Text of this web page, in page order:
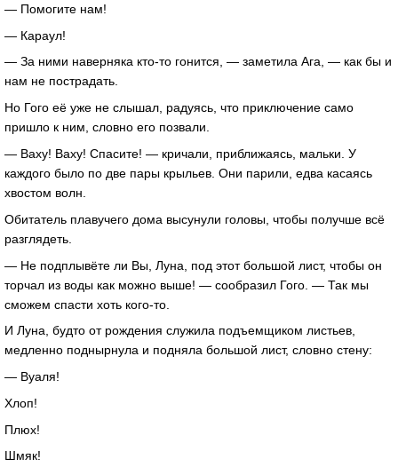
— Помогите нам!
— Караул!
— За ними наверняка кто-то гонится, — заметила Ага, — как бы и
нам не пострадать.
Но Гого её уже не слышал, радуясь, что приключение само
пришло к ним, словно его позвали.
— Ваху! Ваху! Спасите! — кричали, приближаясь, мальки. У
каждого было по две пары крыльев. Они парили, едва касаясь
хвостом волн.
Обитатель плавучего дома высунули головы, чтобы получше всё
разглядеть.
— Не подплывёте ли Вы, Луна, под этот большой лист, чтобы он
торчал из воды как можно выше! — сообразил Гого. — Так мы
сможем спасти хоть кого-то.
И Луна, будто от рождения служила подъемщиком листьев,
медленно поднырнула и подняла большой лист, словно стену:
— Вуаля!
Хлоп!
Плюх!
Шмяк!